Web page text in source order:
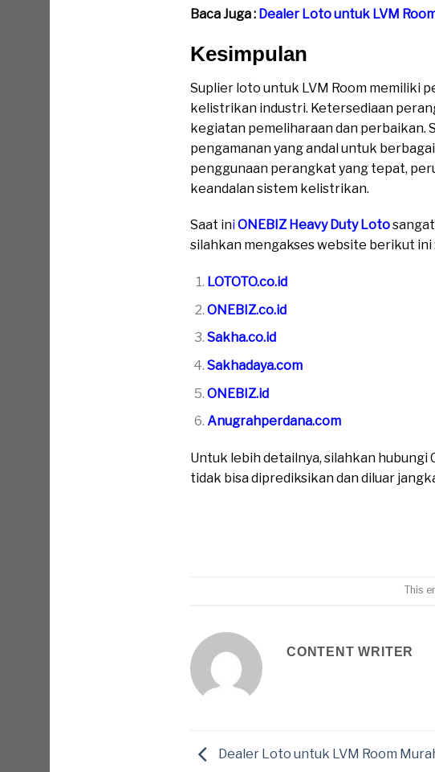
Baca Juga : Dealer Loto untuk LVM
Kesimpulan
Suplier loto untuk LVM Room memiliki
kelistrikan industri. Ketersediaan
kegiatan pemeliharaan dan perbaikan.
pengamanan yang andal untuk
penggunaan perangkat yang tepat,
keandalan sistem kelistrikan.
Saat iniONEBIZ Heavy Duty Loto
silahkan mengakses website berikut ini :
LOTOTO.co.id
ONEBIZ.co.id
Sakha.co.id
Sakhadaya.com
ONEBIZ.id
Anugrahperdana.com
Untuk lebih detailnya, silahkan
tidak bisa diprediksikan dan diluar
This
CONTENT WRITER
Dealer Loto untuk LVM Room